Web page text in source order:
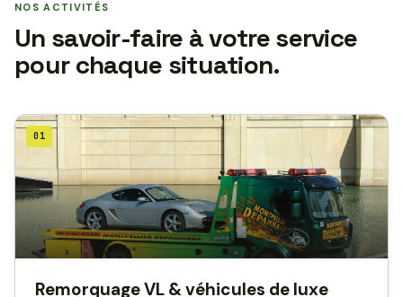
NOS ACTIVITÉS
Un savoir-faire à votre service
pour chaque situation.
01
Remorquage VL & véhicules de luxe